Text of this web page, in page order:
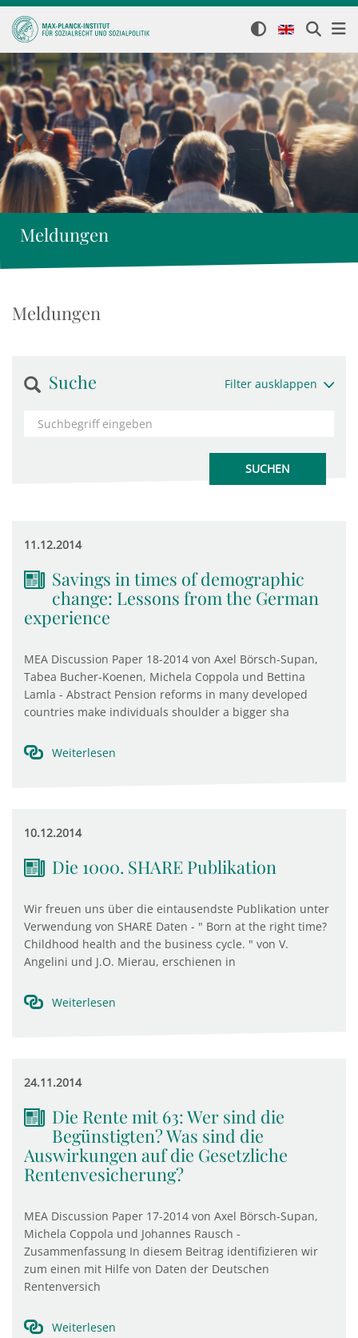
Meldungen
Meldungen
Suche Filter ausklappen
11.12.2014
Savings in times of demographic
change: Lessons from the German
experience
MEA Discussion Paper 18-2014 von Axel Börsch-Supan,
Tabea Bucher-Koenen, Michela Coppola und Bettina
Lamla - Abstract Pension reforms in many developed
countries make individuals shoulder a bigger sha
Weiterlesen
10.12.2014
Die 1000. SHARE Publikation
Wir freuen uns über die eintausendste Publikation unter
Verwendung von SHARE Daten - " Born at the right time?
Childhood health and the business cycle. " von V.
Angelini und J.O. Mierau, erschienen in
Weiterlesen
24.11.2014
Die Rente mit 63: Wer sind die
Begünstigten? Was sind die
Auswirkungen auf die Gesetzliche
Rentenvesicherung?
MEA Discussion Paper 17-2014 von Axel Börsch-Supan,
Michela Coppola und Johannes Rausch -
Zusammenfassung In diesem Beitrag identifizieren wir
zum einen mit Hilfe von Daten der Deutschen
Rentenversich
Weiterlesen